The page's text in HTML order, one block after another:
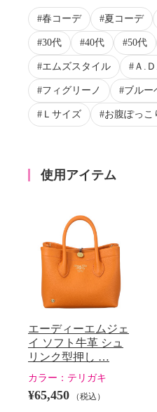
春コーデ 夏コーデ
30代 40代 50代
エムズスタイル Ａ.
フィグリーノ ブルー
Ｌサイズ お腹ぽっこ
使用アイテム
エーディーエムジェ
イ ソフト牛革 シュ
リンク型押し …
カラー： テリガキ
¥65,450 （税込）